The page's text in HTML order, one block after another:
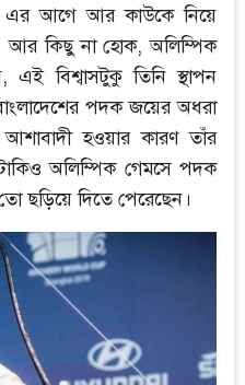
এর আগে আর কাউকে নিয়ে
আর কিছু না হোক, অলিম্পিক
বিশ্বাসটুকু তিনি স্থাপন
পদক জয়ের অধরা
হওয়ার কারণ তাঁর
অলিম্পিক গেমসে পদক
ছড়িয়ে দিতে পেরেছেন।